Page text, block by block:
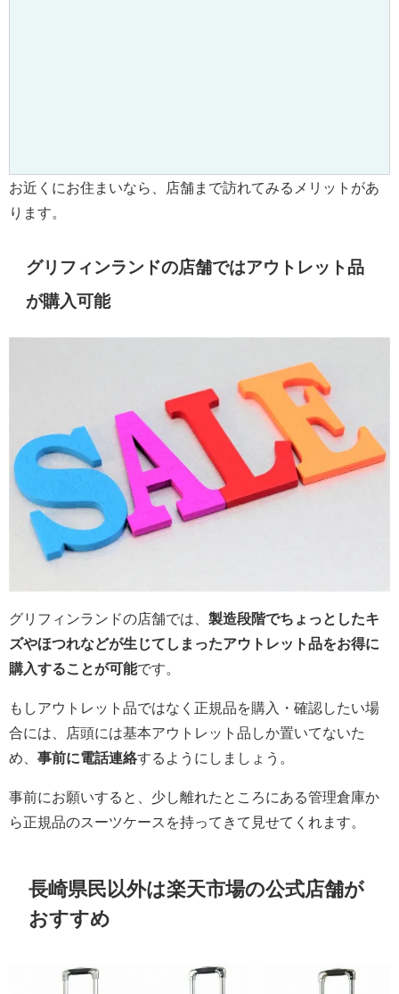
お近くにお住まいなら、店舗まで訪れてみるメリットがあ
ります。
グリフィンランドの店舗ではアウトレット品
が購入可能
グリフィンランドの店舗では、 製造段階でちょっとしたキ
ズやほつれなどが生じてしまったアウトレット品をお得に
購入することが可能です。
もしアウトレット品ではなく正規品を購入・確認したい場
合には、店頭には基本アウトレット品しか置いてないた
め、 事前に電話連絡するようにしましょう。
事前にお願いすると、少し離れたところにある管理倉庫か
ら正規品のスーツケースを持ってきて見せてくれます。
長崎県民以外は楽天市場の公式店舗が
おすすめ